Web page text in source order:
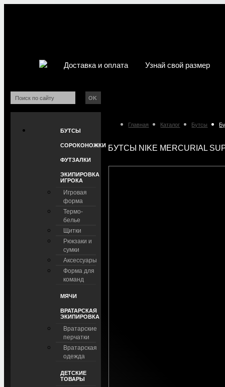
Доставка и оплата Узнай свой размер
OK
БУТСЫ
СОРОКОНОЖКИ
ФУТЗАЛКИ
ЭКИПИРОВКА
ИГРОКА
Игровая
форма
Термо-
белье
Щитки
Рюкзаки и
сумки
Аксессуары
Форма для
команд
МЯЧИ
ВРАТАРСКАЯ
ЭКИПИРОВКА
Вратарские
перчатки
Вратарская
одежда
ДЕТСКИЕ
ТОВАРЫ
Главная Каталог Бутсы
БУТСЫ NIKE MERCURIAL